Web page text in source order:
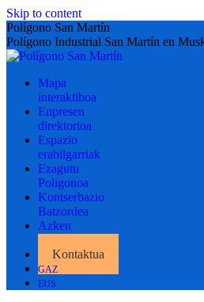
Skip to content
Polígono San Martín
Polígono Industrial San Martín en
Mapa
interaktiboa
Enpresen
direktorioa
Espazio
erabilgarriak
Ezagutu
Poligonoa
Kontserbazio
Batzordea
Azken
Kontaktua
GAZ
EUS